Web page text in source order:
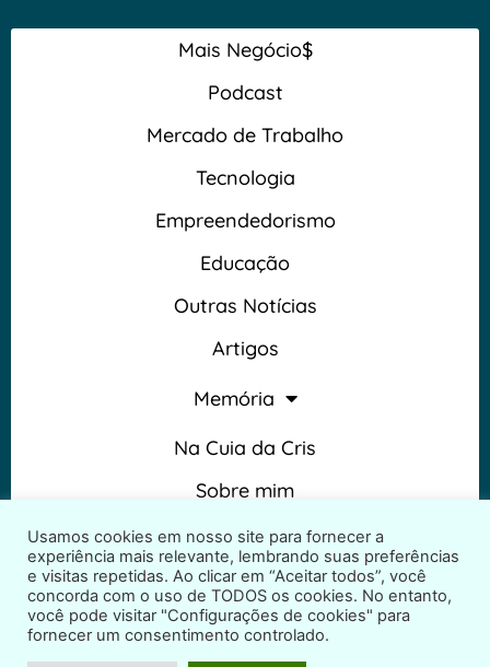
Mais Negócio$
Podcast
Mercado de Trabalho
Tecnologia
Empreendedorismo
Educação
Outras Notícias
Artigos
Memória
Na Cuia da Cris
Sobre mim
Termos e Condições
Usamos cookies em nosso site para fornecer a
experiência mais relevante, lembrando suas preferências
e visitas repetidas. Ao clicar em “Aceitar todos”, você
concorda com o uso de TODOS os cookies. No entanto,
você pode visitar "Configurações de cookies" para
fornecer um consentimento controlado.